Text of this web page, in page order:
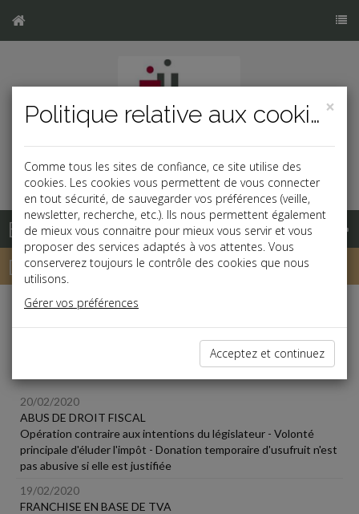
Base documentaire
Dépêches
Liste des dernières dépêches
20/02/2020
ABUS DE DROIT FISCAL
Opération contraire aux intentions du législateur - Volonté
principale d'éluder l'impôt - Donation temporaire d'usufruit n'est
pas abusive si elle est justifiée
19/02/2020
FRANCHISE EN BASE DE TVA
×
Politique relative aux cookies
Comme tous les sites de confiance, ce site utilise des
cookies. Les cookies vous permettent de vous connecter
en tout sécurité, de sauvegarder vos préférences (veille,
newsletter, recherche, etc.). Ils nous permettent également
de mieux vous connaitre pour mieux vous servir et vous
proposer des services adaptés à vos attentes. Vous
conserverez toujours le contrôle des cookies que nous
utilisons.
Gérer vos préférences
Acceptez et continuez